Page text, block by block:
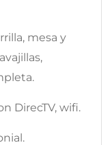
mesa y
DirecTV, wifi.